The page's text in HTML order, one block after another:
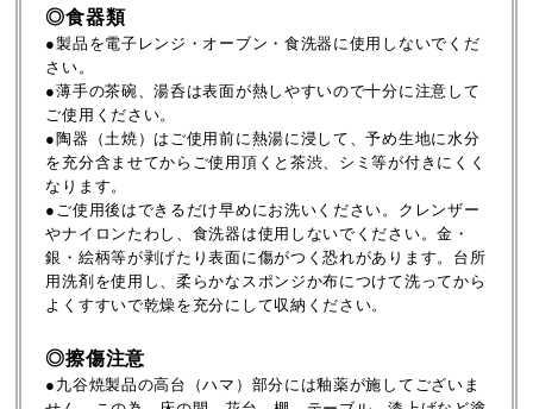
◎食器類
●製品を電子レンジ・オーブン・食洗器に使用しないでくだ
さい。
●薄手の茶碗、湯呑は表面が熱しやすいので十分に注意して
ご使用ください。
●陶器（土焼）はご使用前に熱湯に浸して、予め生地に水分
を充分含ませてからご使用頂くと茶渋、シミ等が付きにくく
なります。
●ご使用後はできるだけ早めにお洗いください。クレンザー
やナイロンたわし、食洗器は使用しないでください。金・
銀・絵柄等が剥げたり表面に傷がつく恐れがあります。台所
用洗剤を使用し、柔らかなスポンジか布につけて洗ってから
よくすすいで乾燥を充分にして収納ください。
◎擦傷注意
●九谷焼製品の高台（ハマ）部分には釉薬が施してございま